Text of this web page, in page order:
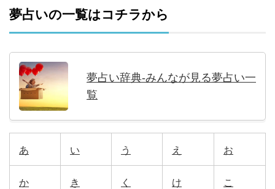
夢占いの一覧はコチラから
夢占い辞典-みんなが見る夢占い一
覧
あ い う え お
か き く け こ